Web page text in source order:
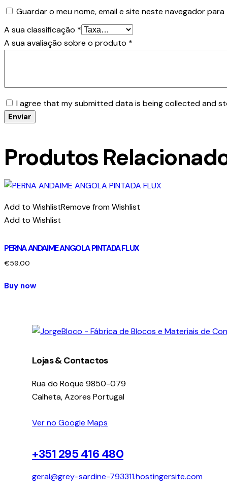
Guardar o meu nome, email e site neste navegador
A sua classificação *
A sua avaliação sobre o produto *
I agree that my submitted data is being collected and
Produtos
Add to WishlistRemove from Wishlist
Add to Wishlist
PERNA ANDAIME ANGOLA PINTADA FLUX
€59.00
Buy now
1Lojas & Contactos
Rua do Roque 9850-079
Calheta, Azores Portugal
Ver no Google Maps
+351 295 416 480
geral@grey-sardine-793311.hostingersite.com